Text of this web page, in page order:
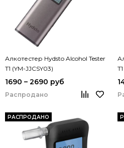
Алкотестер Hydsto Alcohol Tester
T1 (YM-JJCSY03)
1690 – 2690 руб
Распродано
РАСПРОДАНО